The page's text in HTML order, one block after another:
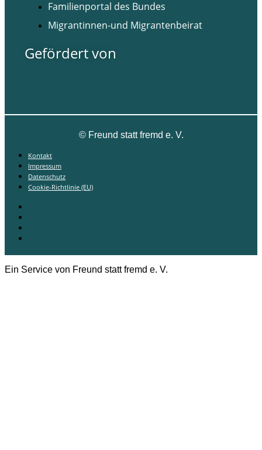
Familienportal des Bundes
Migrantinnen-und Migrantenbeirat
Gefördert von
©Freund statt fremd e. V.
Kontakt
Impressum
Datenschutz
Cookie-Richtlinie (EU)
Ein Service von Freund statt fremd e. V.